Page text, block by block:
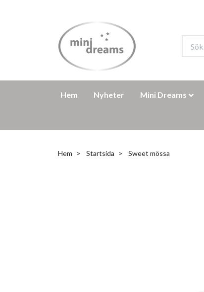
Hem Nyheter Mini Dreams
Hem Startsida Sweet mössa